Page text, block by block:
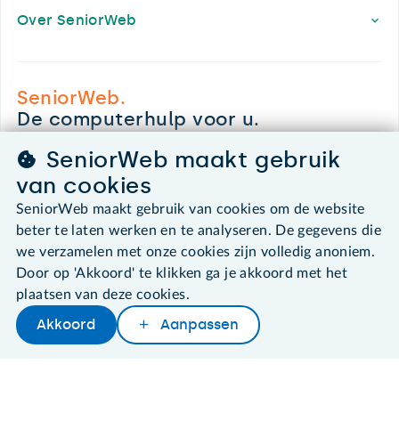
Later lezen Delen Woordenboek
Over SeniorWeb
SeniorWeb.
De computerhulp voor u.
leden@seniorweb.nl
Algemene voorwaarden
Cookies en cookie-instellingen
Disclaimer
SeniorWeb maakt gebruik
van cookies
SeniorWeb maakt gebruik van cookies om de website
beter te laten werken en te analyseren. De gegevens die
we verzamelen met onze cookies zijn volledig anoniem.
Door op 'Akkoord' te klikken ga je akkoord met het
plaatsen van deze cookies.
Akkoord Aanpassen